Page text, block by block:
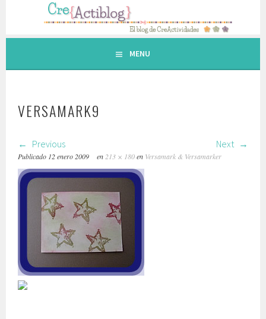
contenido.
MENU
VERSAMARK9
Previous Next
Publicado 12 enero 2009 en 213 × 180en Versamark & Versamarker